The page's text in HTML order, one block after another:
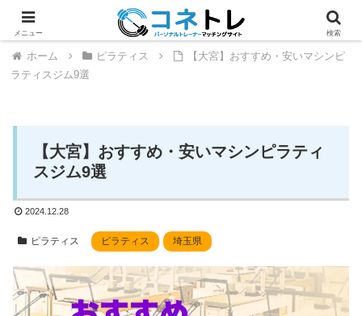
ホーム ピラティス
【大宮】おすすめ・安いマシンピ
ラティスジム9選
【大宮】おすすめ・安いマシンピラティ
スジム9選
2024.12.28
ピラティス ピラティス 埼玉県
メニュー 検索